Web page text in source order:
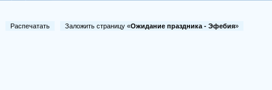
Распечатать Заложить страницу «Ожидание праздника - Эфебия»